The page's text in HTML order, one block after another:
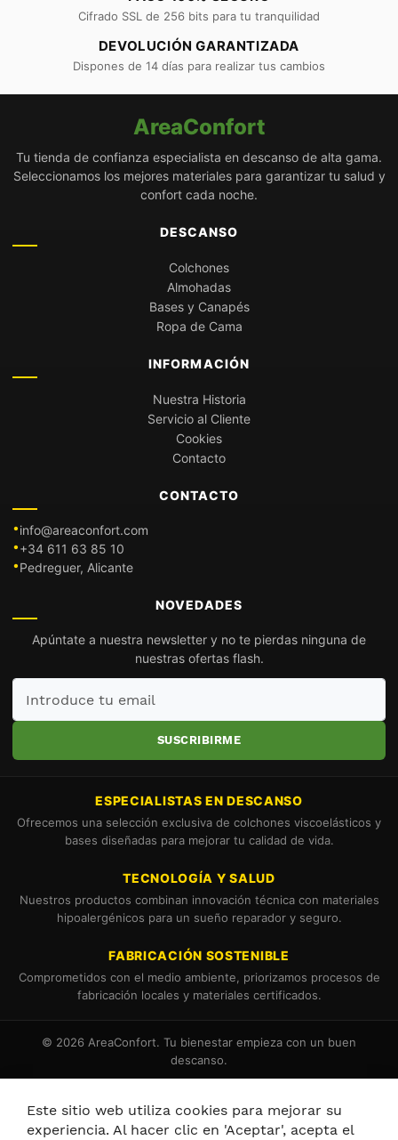
Cifrado SSL de 256 bits para tu tranquilidad
DEVOLUCIÓN GARANTIZADA
Dispones de 14 días para realizar tus cambios
AreaConfort
Tu tienda de confianza especialista en descanso de alta gama.
Seleccionamos los mejores materiales para garantizar tu salud y
confort cada noche.
DESCANSO
Colchones
Almohadas
Bases y Canapés
Ropa de Cama
INFORMACIÓN
Nuestra Historia
Servicio al Cliente
Cookies
Contacto
CONTACTO
info@areaconfort.com
+34 611 63 85 10
Pedreguer, Alicante
NOVEDADES
Apúntate a nuestra newsletter y no te pierdas ninguna de
nuestras ofertas flash.
Introduce
email
SUSCRIBIRME
ESPECIALISTAS EN DESCANSO
Ofrecemos una selección exclusiva de colchones viscoelásticos y
bases diseñadas para mejorar tu calidad de vida.
TECNOLOGÍA Y SALUD
Nuestros productos combinan innovación técnica con materiales
hipoalergénicos para un sueño reparador y seguro.
FABRICACIÓN SOSTENIBLE
Comprometidos con el medio ambiente, priorizamos procesos de
fabricación locales y materiales certificados.
© 2026 AreaConfort. Tu bienestar empieza con un buen
descanso.
Este sitio web utiliza cookies para mejorar su
experiencia. Al hacer clic en 'Aceptar', acepta el